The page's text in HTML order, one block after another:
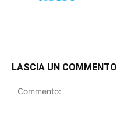
LASCIA UN COMMENTO